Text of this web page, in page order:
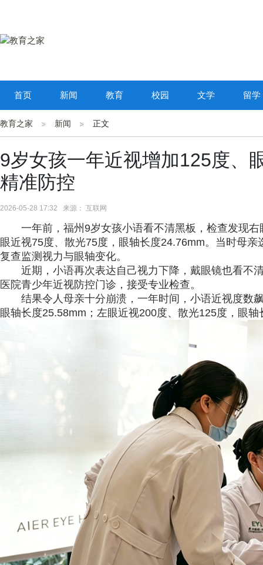
首页 新闻 教育 校园 文学 留学
教育之家 新闻 正文
9岁女孩一年近视增加125度、
精准防控
2026-05-28 17:32 来源： 互联网
一年前，福州9岁女孩小语看不清黑板，检查发现
眼近视75度、散光75度，眼轴长度24.76mm。当时母
复查监测视力与眼轴变化。
近期，小语再次表达自己视力下降，戴眼镜也看不
医院青少年近视防控门诊，接受专业检查。
结果令人母亲十分崩溃，一年时间，小语近视度
眼轴长度25.58mm；左眼近视200度、散光125度，眼轴